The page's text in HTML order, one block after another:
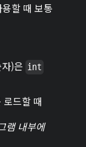
할 때 보통
)은 int
드할 때
램 내부에